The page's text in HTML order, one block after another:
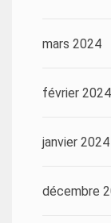
mars 2024
février 2024
janvier 2024
décembre